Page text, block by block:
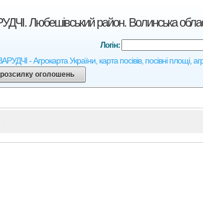
Любешівський район. Волинська
- Агрокарта України, карта посівів, посівні площі,
Логін:
оголошень